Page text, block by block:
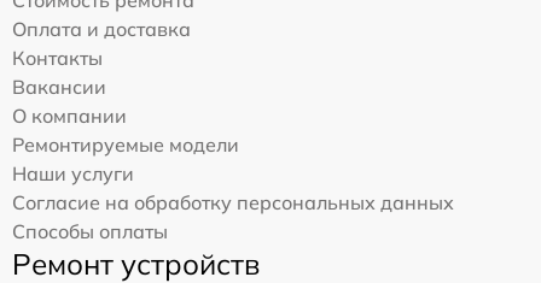
Оплата и доставка
Контакты
Вакансии
О компании
Ремонтируемые модели
Наши услуги
Согласие на обработку персональных данных
Способы оплаты
Ремонт устройств